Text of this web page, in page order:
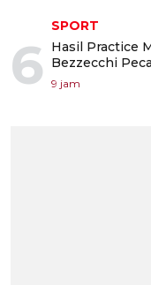
6
SPORT
Hasil Practice
Bezzecchi
9 jam